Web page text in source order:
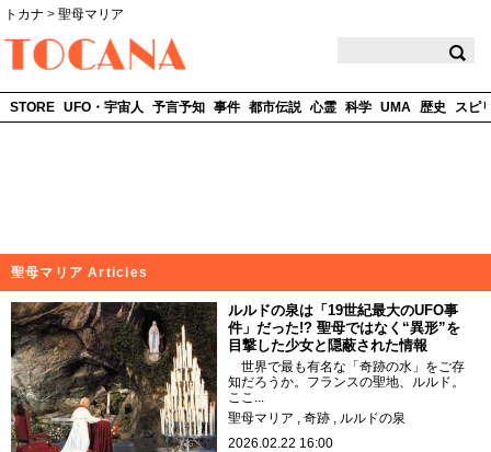
トカナ > 聖母マリア
STORE UFO・宇宙人 予言予知 事件 都市伝説 心霊 科学 UMA 歴史 スピ
聖母マリア Articles
ルルドの泉は「19世紀最大のUFO事
件」だった!? 聖母ではなく“異形”を
目撃した少女と隠蔽された情報
世界で最も有名な「奇跡の水」をご存
知だろうか。フランスの聖地、ルルド。
ここ...
聖母マリア
奇跡
ルルドの泉
2026.02.22 16:00